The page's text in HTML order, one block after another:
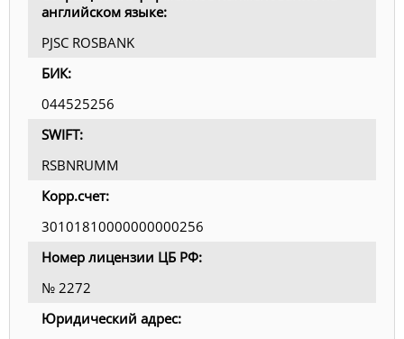
английском языке:
PJSC ROSBANK
БИК:
044525256
SWIFT:
RSBNRUMM
Корр.счет:
30101810000000000256
Номер лицензии ЦБ РФ:
№ 2272
Юридический адрес: